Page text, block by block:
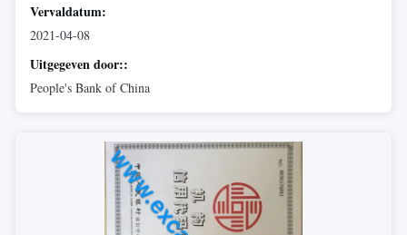
Vervaldatum:
2021-04-08
Uitgegeven door::
People's Bank of China